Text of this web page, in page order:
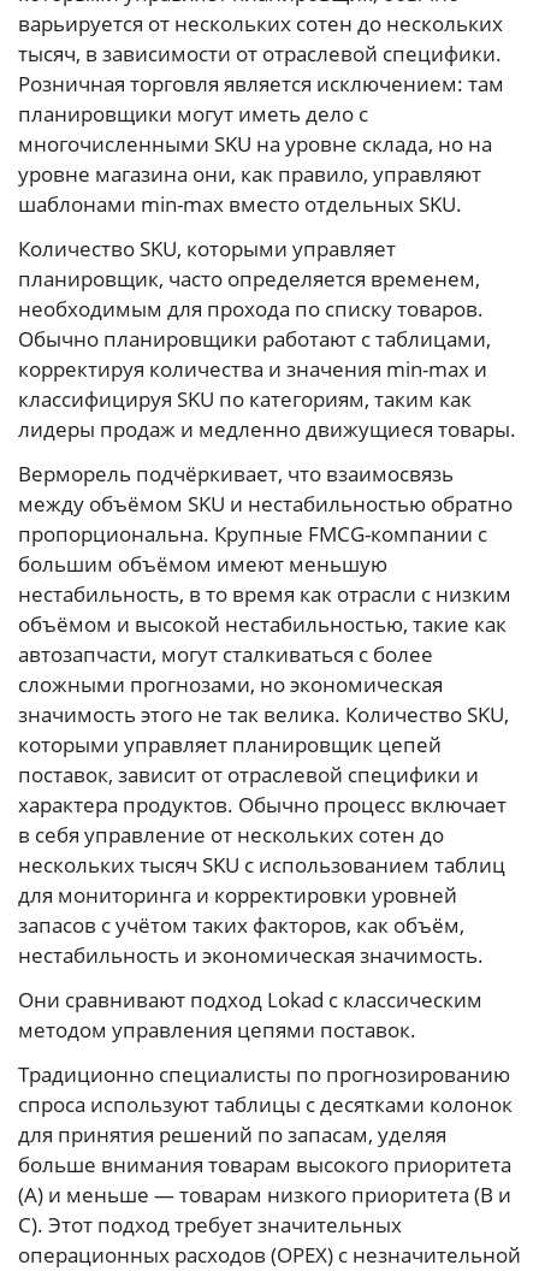
варьируется от нескольких сотен до нескольких
тысяч, в зависимости от отраслевой специфики.
Розничная торговля является исключением: там
планировщики могут иметь дело с
многочисленными SKU на уровне склада, но на
уровне магазина они, как правило, управляют
шаблонами min-max вместо отдельных SKU.
Количество SKU, которыми управляет
планировщик, часто определяется временем,
необходимым для прохода по списку товаров.
Обычно планировщики работают с таблицами,
корректируя количества и значения min-max и
классифицируя SKU по категориям, таким как
лидеры продаж и медленно движущиеся товары.
Верморель подчёркивает, что взаимосвязь
между объёмом SKU и нестабильностью обратно
пропорциональна. Крупные FMCG-компании с
большим объёмом имеют меньшую
нестабильность, в то время как отрасли с низким
объёмом и высокой нестабильностью, такие как
автозапчасти, могут сталкиваться с более
сложными прогнозами, но экономическая
значимость этого не так велика. Количество SKU,
которыми управляет планировщик цепей
поставок, зависит от отраслевой специфики и
характера продуктов. Обычно процесс включает
в себя управление от нескольких сотен до
нескольких тысяч SKU с использованием таблиц
для мониторинга и корректировки уровней
запасов с учётом таких факторов, как объём,
нестабильность и экономическая значимость.
Они сравнивают подход Lokad с классическим
методом управления цепями поставок.
Традиционно специалисты по прогнозированию
спроса используют таблицы с десятками колонок
для принятия решений по запасам, уделяя
больше внимания товарам высокого приоритета
(A) и меньше — товарам низкого приоритета (B и
C). Этот подход требует значительных
операционных расходов (OPEX) с незначительной